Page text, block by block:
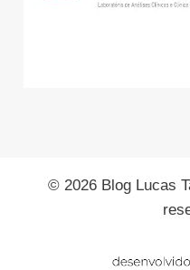
© 2026 Blog Lucas